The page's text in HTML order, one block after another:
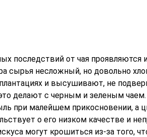
последствий от чая проявляются
сырья несложный, но довольно
и высушивают, не
делают с черным и зеленым
при малейшем прикосновении, а
о его низком качестве и
могут крошиться из-за того,